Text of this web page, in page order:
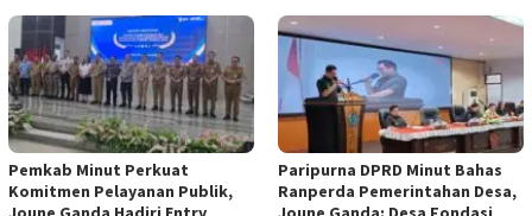
Pemkab Minut Perkuat
Komitmen Pelayanan Publik,
Paripurna DPRD Minut Bahas
Ranperda Pemerintahan Desa,